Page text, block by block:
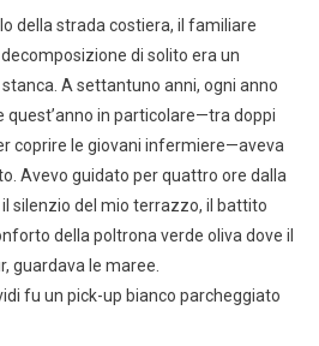
della strada costiera, il familiare
di solito era un
A settantuno anni, ogni anno
in particolare—tra doppi
coprire le giovani infermiere—aveva
Avevo guidato per quattro ore dalla
silenzio del mio terrazzo, il battito
della poltrona verde oliva dove il
guardava le maree.
fu un pick-up bianco parcheggiato